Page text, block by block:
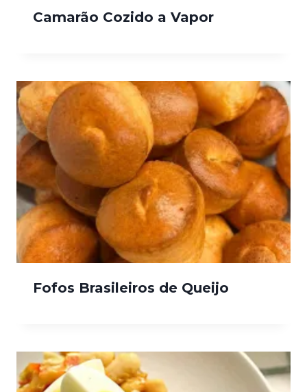
Camarão Cozido a Vapor
Fofos Brasileiros de Queijo